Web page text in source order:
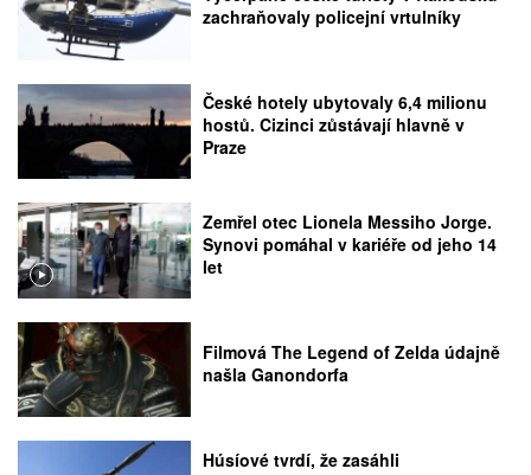
zachraňovaly policejní vrtulníky
České hotely ubytovaly 6,4 milionu
hostů. Cizinci zůstávají hlavně v
Praze
Zemřel otec Lionela Messiho Jorge.
Synovi pomáhal v kariéře od jeho 14
let
Filmová The Legend of Zelda údajně
našla Ganondorfa
Húsíové tvrdí, že zasáhli